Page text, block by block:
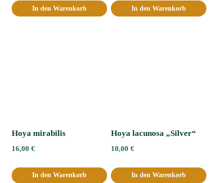
In den Warenkorb In den Warenkorb
Hoya mirabilis
16,00 €
In den Warenkorb
Hoya lacunosa „Silver“
10,00 €
In den Warenkorb